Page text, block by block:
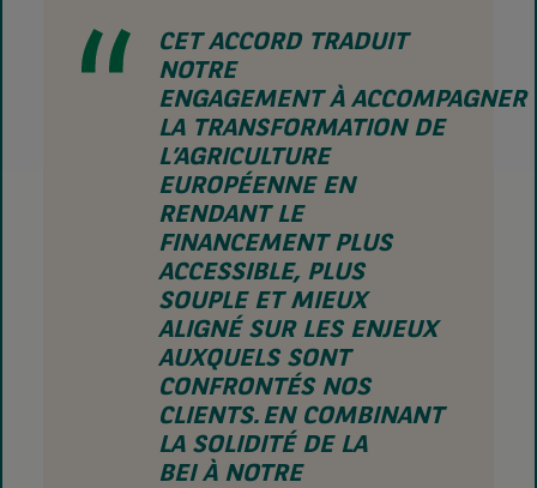
CET ACCORD TRADUIT
NOTRE
ENGAGEMENT À ACCOMPAGNER
LA TRANSFORMATION DE
L’AGRICULTURE
EUROPÉENNE EN
RENDANT LE
FINANCEMENT PLUS
ACCESSIBLE, PLUS
SOUPLE ET MIEUX
ALIGNÉ SUR LES ENJEUX
AUXQUELS SONT
CONFRONTÉS NOS
CLIENTS. EN COMBINANT
LA SOLIDITÉ DE LA
BEI À NOTRE